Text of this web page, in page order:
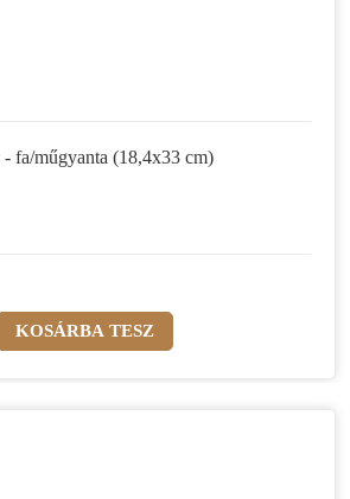
fa/műgyanta (18,4x33 cm)